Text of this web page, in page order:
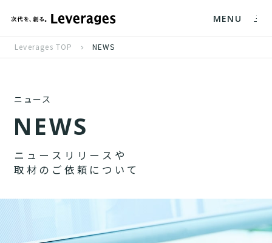
MENU
Leverages TOP NEWS
ニュース
NEWS
ニ ュ ー ス リ リ ー ス や
取 材 の ご 依 頼 に つ い て